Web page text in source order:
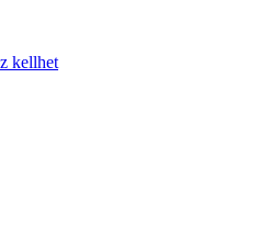
kellhet